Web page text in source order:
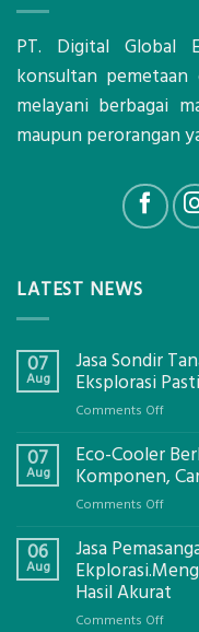
PT. Digital Global
konsultan pemetaan
melayani berbagai
maupun perorangan
LATEST NEWS
07
Aug
Jasa Sondir
Eksplorasi
Comments Offon
Sondir
Tanah
Pondasi
Kokoh
07
Aug
Eco-Cooler
Komponen,
Comments Offon
Limbah
06
Aug
Jasa
Hasil Akurat
Comments Offon